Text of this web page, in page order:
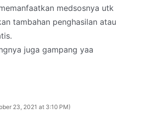
medsosnya utk
tambahan penghasilan atau
juga gampang yaa
23, 2021 at 3:10 PM